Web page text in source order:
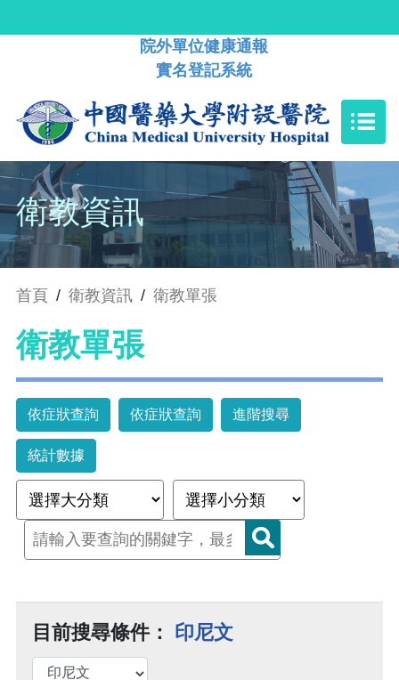
院外單位健康通報
實名登記系統
衛教資訊
首頁 / 衛教資訊 / 衛教單張
衛教單張
依症狀查詢 依症狀查詢 進階搜尋
統計數據
目前搜尋條件： 印尼文